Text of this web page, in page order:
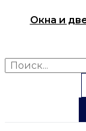
Окна и